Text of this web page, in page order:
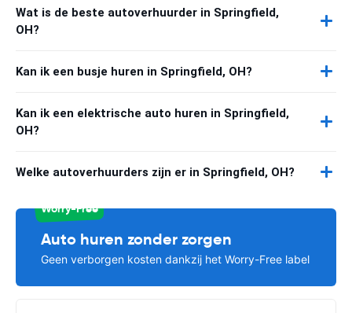
Wat is de beste autoverhuurder in Springfield,
OH?
Kan ik een busje huren in Springfield, OH?
Kan ik een elektrische auto huren in Springfield,
OH?
Welke autoverhuurders zijn er in Springfield, OH?
Worry-Free
Auto huren zonder zorgen
Geen verborgen kosten dankzij het Worry-Free label